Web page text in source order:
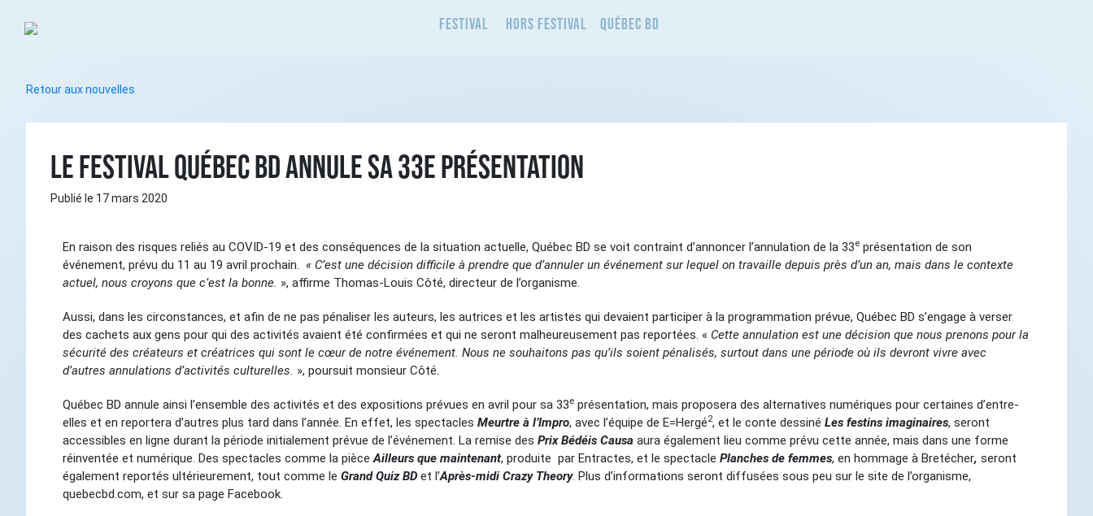
Festival Hors Festival Québec BD
Retour aux nouvelles
LE FESTIVAL QUÉBEC BD ANNULE SA 33e PRÉSENTATION
Publié le 17 mars 2020
En raison des risques reliés au COVID-19 et des conséquences de la situation actuelle, Québec BD se voit contraint d’annoncer l’annulation de la 33e présentation de son
événement, prévu du 11 au 19 avril prochain. « C’est une décision difficile à prendre que d’annuler un événement sur lequel on travaille depuis près d’un an, mais dans le contexte
actuel, nous croyons que c’est la bonne. », affirme Thomas-Louis Côté, directeur de l’organisme.
Aussi, dans les circonstances, et afin de ne pas pénaliser les auteurs, les autrices et les artistes qui devaient participer à la programmation prévue, Québec BD s’engage à verser
des cachets aux gens pour qui des activités avaient été confirmées et qui ne seront malheureusement pas reportées. « Cette annulation est une décision que nous prenons pour la
sécurité des créateurs et créatrices qui sont le cœur de notre événement. Nous ne souhaitons pas qu’ils soient pénalisés, surtout dans une période où ils devront vivre avec
d’autres annulations d’activités culturelles. », poursuit monsieur Côté.
Québec BD annule ainsi l’ensemble des activités et des expositions prévues en avril pour sa 33e présentation, mais proposera des alternatives numériques pour certaines d’entre-
elles et en reportera d’autres plus tard dans l’année. En effet, les spectacles Meurtre à l’Impro, avec l’équipe de E=Hergé2, et le conte dessiné Les festins imaginaires, seront
accessibles en ligne durant la période initialement prévue de l’événement. La remise des Prix Bédéis Causa aura également lieu comme prévu cette année, mais dans une forme
réinventée et numérique. Des spectacles comme la pièceAilleurs que maintenant, produite par Entractes, et le spectacle Planches de femmes, en hommage à Bretécher, seront
également reportés ultérieurement, tout comme le Grand Quiz BD et l’Après-midi Crazy Theory. Plus d’informations seront diffusées sous peu sur le site de l’organisme,
quebecbd.com, et sur sa page Facebook.